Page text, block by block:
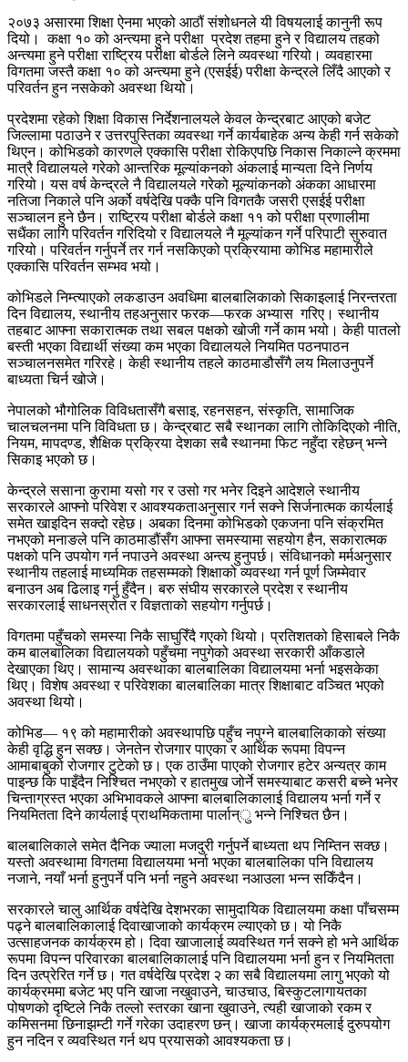
२०७३ असारमा शिक्षा ऐनमा भएको आठौं संशोधनले यी विषयलाई कानुनी रूप
दियो। कक्षा १० को अन्त्यमा हुने परीक्षा प्रदेश तहमा हुने र विद्यालय तहको
अन्त्यमा हुने परीक्षा राष्ट्रिय परीक्षा बोर्डले लिने व्यवस्था गरियो। व्यवहारमा
विगतमा जस्तै कक्षा १० को अन्त्यमा हुने (एसईई) परीक्षा केन्द्रले लिँदै आएको र
परिवर्तन हुन नसकेको अवस्था थियो।
प्रदेशमा रहेको शिक्षा विकास निर्देशनालयले केवल केन्द्रबाट आएको बजेट
जिल्लामा पठाउने र उत्तरपुस्तिका व्यवस्था गर्ने कार्यबाहेक अन्य केही गर्न सकेको
थिएन। कोभिडको कारणले एक्कासि परीक्षा रोकिएपछि निकास निकाल्ने क्रममा
मात्रै विद्यालयले गरेको आन्तरिक मूल्यांकनको अंकलाई मान्यता दिने निर्णय
गरियो। यस वर्ष केन्द्रले नै विद्यालयले गरेको मूल्यांकनको अंकका आधारमा
नतिजा निकाले पनि अर्को वर्षदेखि पक्कै पनि विगतकै जसरी एसईई परीक्षा
सञ्चालन हुने छैन। राष्ट्रिय परीक्षा बोर्डले कक्षा ११ को परीक्षा प्रणालीमा
सधैंका लागि परिवर्तन गरिदियो र विद्यालयले नै मूल्यांकन गर्ने परिपाटी सुरुवात
गरियो। परिवर्तन गर्नुपर्ने तर गर्न नसकिएको प्रक्रियामा कोभिड महामारीले
एक्कासि परिवर्तन सम्भव भयो।
कोभिडले निम्त्याएको लकडाउन अवधिमा बालबालिकाको सिकाइलाई निरन्तरता
दिन विद्यालय, स्थानीय तहअनुसार फरक—फरक अभ्यास गरिए। स्थानीय
तहबाट आफ्ना सकारात्मक तथा सबल पक्षको खोजी गर्ने काम भयो। केही पातलो
बस्ती भएका विद्यार्थी संख्या कम भएका विद्यालयले नियमित पठनपाठन
सञ्चालनसमेत गरिरहे। केही स्थानीय तहले काठमाडौसँगै लय मिलाउनुपर्ने
बाध्यता चिर्न खोजे।
नेपालको भौगोलिक विविधतासँगै बसाइ, रहनसहन, संस्कृति, सामाजिक
चालचलनमा पनि विविधता छ। केन्द्रबाट सबै स्थानका लागि तोकिदिएको नीति,
नियम, मापदण्ड, शैक्षिक प्रक्रिया देशका सबै स्थानमा फिट नहुँदा रहेछन् भन्ने
सिकाइ भएको छ।
केन्द्रले ससाना कुरामा यसो गर र उसो गर भनेर दिइने आदेशले स्थानीय
सरकारले आफ्नो परिवेश र आवश्यकताअनुसार गर्न सक्ने सिर्जनात्मक कार्यलाई
समेत खाइदिन सक्दो रहेछ। अबका दिनमा कोभिडको एकजना पनि संक्रमित
नभएको मनाङले पनि काठमाडौंसँग आफ्ना समस्यामा सहयोग हैन, सकारात्मक
पक्षको पनि उपयोग गर्न नपाउने अवस्था अन्त्य हुनुपर्छ। संविधानको मर्मअनुसार
स्थानीय तहलाई माध्यमिक तहसम्मको शिक्षाको व्यवस्था गर्न पूर्ण जिम्मेवार
बनाउन अब ढिलाइ गर्नु हुँदैन। बरु संघीय सरकारले प्रदेश र स्थानीय
सरकारलाई साधनस्रोत र विज्ञताको सहयोग गर्नुपर्छ।
विगतमा पहुँचको समस्या निकै साघुरिँदै गएको थियो। प्रतिशतको हिसाबले निकै
कम बालबालिका विद्यालयको पहुँचमा नपुगेको अवस्था सरकारी आँकडाले
देखाएका थिए। सामान्य अवस्थाका बालबालिका विद्यालयमा भर्ना भइसकेका
थिए। विशेष अवस्था र परिवेशका बालबालिका मात्र शिक्षाबाट वञ्चित भएको
अवस्था थियो।
कोभिड— १९ को महामारीको अवस्थापछि पहुँच नपुग्ने बालबालिकाको संख्या
केही वृद्धि हुन सक्छ। जेनतेन रोजगार पाएका र आर्थिक रूपमा विपन्न
आमाबाबुको रोजगार टुटेको छ। एक ठाउँमा पाएको रोजगार हटेर अन्यत्र काम
पाइन्छ कि पाइँदैन निश्चित नभएको र हातमुख जोर्ने समस्याबाट कसरी बच्ने भनेर
चिन्ताग्रस्त भएका अभिभावकले आफ्ना बालबालिकालाई विद्यालय भर्ना गर्ने र
नियमितता दिने कार्यलाई प्राथमिकतामा पार्लान्ु भन्ने निश्चित छैन।
बालबालिकाले समेत दैनिक ज्याला मजदुरी गर्नुपर्ने बाध्यता थप निम्तिन सक्छ।
यस्तो अवस्थामा विगतमा विद्यालयमा भर्ना भएका बालबालिका पनि विद्यालय
नजाने, नयाँ भर्ना हुनुपर्ने पनि भर्ना नहुने अवस्था नआउला भन्न सकिँदैन।
सरकारले चालु आर्थिक वर्षदेखि देशभरका सामुदायिक विद्यालयमा कक्षा पाँचसम्म
पढ्ने बालबालिकालाई दिवाखाजाको कार्यक्रम ल्याएको छ। यो निकै
उत्साहजनक कार्यक्रम हो। दिवा खाजालाई व्यवस्थित गर्न सक्ने हो भने आर्थिक
रूपमा विपन्न परिवारका बालबालिकालाई पनि विद्यालयमा भर्ना हुन र नियमितता
दिन उत्प्रेरित गर्ने छ। गत वर्षदेखि प्रदेश २ का सबै विद्यालयमा लागु भएको यो
कार्यक्रममा बजेट भए पनि खाजा नखुवाउने, चाउचाउ, बिस्कुटलागायतका
पोषणको दृष्टिले निकै तल्लो स्तरका खाना खुवाउने, त्यही खाजाको रकम र
कमिसनमा छिनाझम्टी गर्ने गरेका उदाहरण छन्। खाजा कार्यक्रमलाई दुरुपयोग
हुन नदिन र व्यवस्थित गर्न थप प्रयासको आवश्यकता छ।